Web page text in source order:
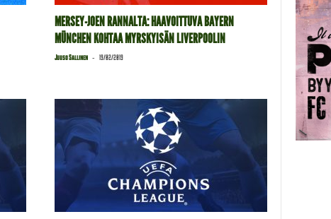
MERSEY-JOEN RANNALTA: HAAVOITTUVA BAYERN
MÜNCHEN KOHTAA MYRSKYISÄN LIVERPOOLIN
Juuso Sallinen - 19/02/2019